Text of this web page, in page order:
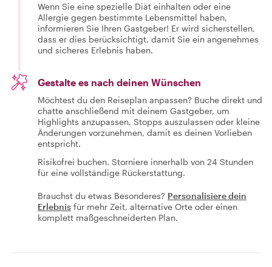
Wenn Sie eine spezielle Diät einhalten oder eine
Allergie gegen bestimmte Lebensmittel haben,
informieren Sie Ihren Gastgeber! Er wird sicherstellen,
dass er dies berücksichtigt, damit Sie ein angenehmes
und sicheres Erlebnis haben.
Gestalte es nach deinen Wünschen
Möchtest du den Reiseplan anpassen? Buche direkt und
chatte anschließend mit deinem Gastgeber, um
Highlights anzupassen, Stopps auszulassen oder kleine
Änderungen vorzunehmen, damit es deinen Vorlieben
entspricht.
Risikofrei buchen. Storniere innerhalb von 24 Stunden
für eine vollständige Rückerstattung.
Brauchst du etwas Besonderes? Personalisiere dein
Erlebnis für mehr Zeit, alternative Orte oder einen
komplett maßgeschneiderten Plan.